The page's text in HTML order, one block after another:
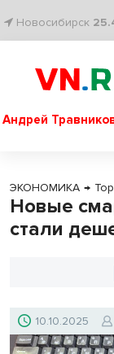
Новосибирск
Андрей
ЭКОНОМИКА →
Новые
стали
10.10.2025